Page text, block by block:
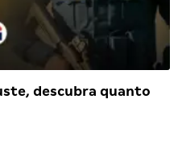
descubra quanto